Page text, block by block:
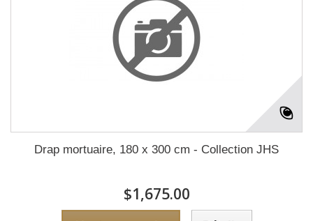
Drap mortuaire, 180 x 300 cm - Collection JHS
$1,675.00